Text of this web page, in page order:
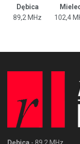
Dębica
89,2 MHz
102,4
Dębica - 89,2 MHz